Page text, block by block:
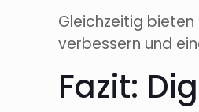
Gleichzeitig
verbessern und
Fazit: